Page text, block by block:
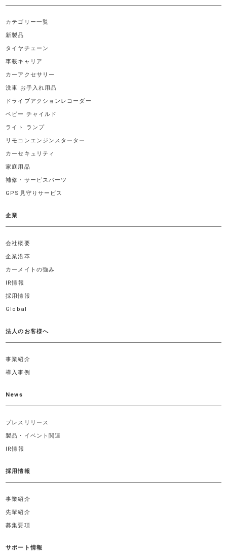
カテゴリー一覧
新製品
タイヤチェーン
車載キャリア
カーアクセサリー
洗車 お手入れ用品
ドライブアクションレコーダー
ベビー チャイルド
ライト ランプ
リモコンエンジンスターター
カーセキュリティ
家庭用品
補修・サービスパーツ
GPS見守りサービス
企業
会社概要
企業沿革
カーメイトの強み
IR情報
採用情報
Global
法人のお客様へ
事業紹介
導入事例
News
プレスリリース
製品・イベント関連
IR情報
採用情報
事業紹介
先輩紹介
募集要項
サポート情報